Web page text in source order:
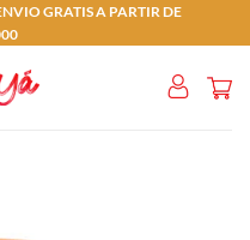
GRATIS A PARTIR DE